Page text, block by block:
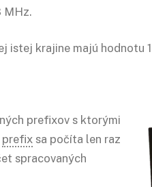
MHz.
istej krajine majú hodnotu
prefixov s ktorými
prefix sa počíta len raz
spracovaných